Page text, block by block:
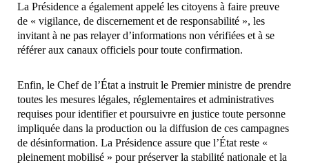
La Présidence a également appelé les citoyens à faire preuve
de « vigilance, de discernement et de responsabilité », les
invitant à ne pas relayer d’informations non vérifiées et à se
référer aux canaux officiels pour toute confirmation.
Enfin, le Chef de l’État a instruit le Premier ministre de prendre
toutes les mesures légales, réglementaires et administratives
requises pour identifier et poursuivre en justice toute personne
impliquée dans la production ou la diffusion de ces campagnes
de désinformation. La Présidence assure que l’État reste «
pleinement mobilisé » pour préserver la stabilité nationale et la